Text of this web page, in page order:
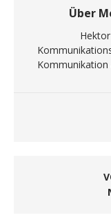
Über
Kommunikation